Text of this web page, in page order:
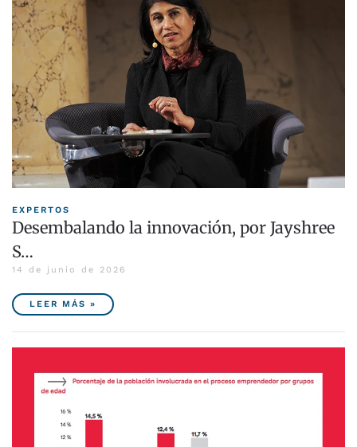
EXPERTOS
Desembalando la innovación, por Jayshree
S…
14 de junio de 2026
LEER MÁS »